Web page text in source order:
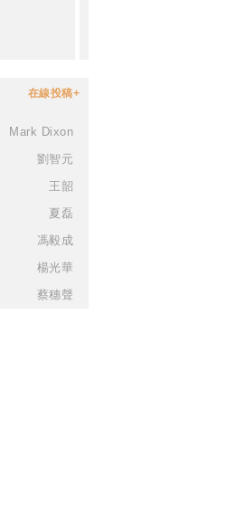
在線投稿+
Mark Dixon
劉智元
王韶
夏磊
馮毅成
楊光華
蔡穗聲